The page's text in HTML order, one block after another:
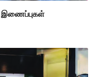
இணைப்புகள்